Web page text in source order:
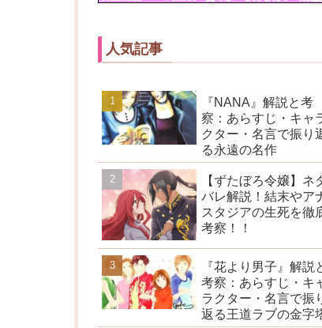
人気記事
『NANA』解説と考
察：あらすじ・キャ
クター・名言で振り
る永遠の名作
【ずたぼろ令嬢】ネ
バレ解説！結末やア
スタジアの生死を徹
考察！！
『花より男子』解説
考察：あらすじ・キ
ラクター・名言で振
返る王道ラブの金字